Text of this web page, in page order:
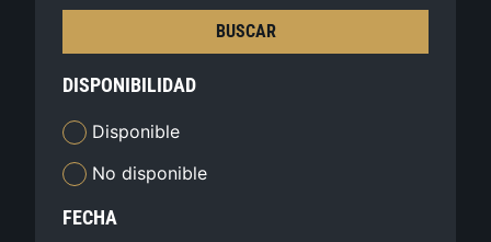
BUSCAR
DISPONIBILIDAD
Disponible
No disponible
FECHA